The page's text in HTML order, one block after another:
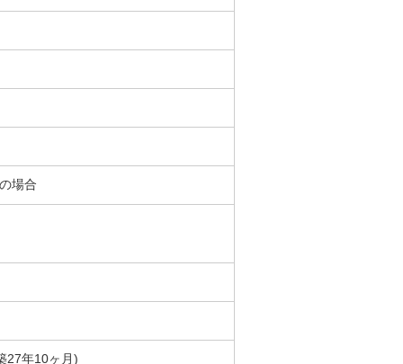
場合
27年10ヶ月)